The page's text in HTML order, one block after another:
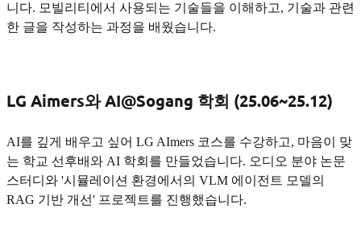
니다. 모빌리티에서 사용되는 기술들을 이해하고, 기술과 관련
한 글을 작성하는 과정을 배웠습니다.
LG Aimers와 AI@Sogang 학회 (25.06~25.12)
AI를 깊게 배우고 싶어 LG AImers 코스를 수강하고, 마음이 맞
는 학교 선후배와 AI 학회를 만들었습니다. 오디오 분야 논문
스터디와 '시뮬레이션 환경에서의 VLM 에이전트 모델의
RAG 기반 개선' 프로젝트를 진행했습니다.